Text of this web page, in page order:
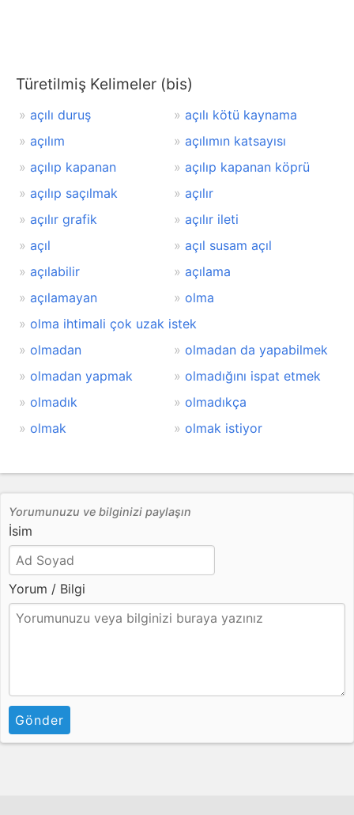
Türetilmiş Kelimeler (bis)
açılı duruş
açılı kötü kaynama
açılım
açılımın katsayısı
açılıp kapanan
açılıp kapanan köprü
açılıp saçılmak
açılır
açılır grafik
açılır ileti
açıl
açıl susam açıl
açılabilir
açılama
açılamayan
olma
olma ihtimali çok uzak istek
olmadan
olmadan da yapabilmek
olmadan yapmak
olmadığını ispat etmek
olmadık
olmadıkça
olmak
olmak istiyor
Yorumunuzu ve bilginizi paylaşın
İsim
Yorum / Bilgi
Gönder